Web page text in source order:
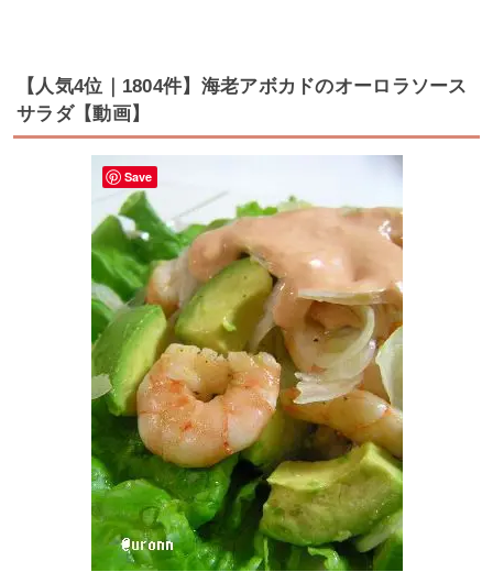
【人気4位｜1804件】海老アボカドのオーロラソース
サラダ【動画】
Save